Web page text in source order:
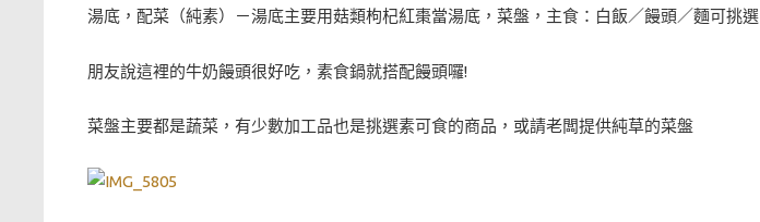
湯底，配菜（純素）－湯底主要用菇類枸杞紅棗當湯底，菜盤，主食：白飯／饅頭／麵可挑選
朋友說這裡的牛奶饅頭很好吃，素食鍋就搭配饅頭囉!
菜盤主要都是蔬菜，有少數加工品也是挑選素可食的商品，或請老闆提供純草的菜盤